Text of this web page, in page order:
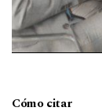
Cómo citar